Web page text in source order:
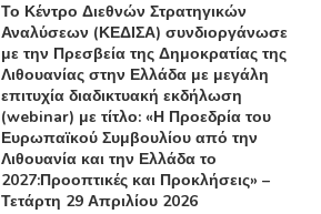
Το Κέντρο Διεθνών Στρατηγικών
Αναλύσεων (ΚΕΔΙΣΑ) συνδιοργάνωσε
με την Πρεσβεία της Δημοκρατίας της
Λιθουανίας στην Ελλάδα με μεγάλη
επιτυχία διαδικτυακή εκδήλωση
(webinar) με τίτλο: «Η Προεδρία του
Ευρωπαϊκού Συμβουλίου από την
Λιθουανία και την Ελλάδα το
2027:Προοπτικές και Προκλήσεις» –
Τετάρτη 29 Απριλίου 2026